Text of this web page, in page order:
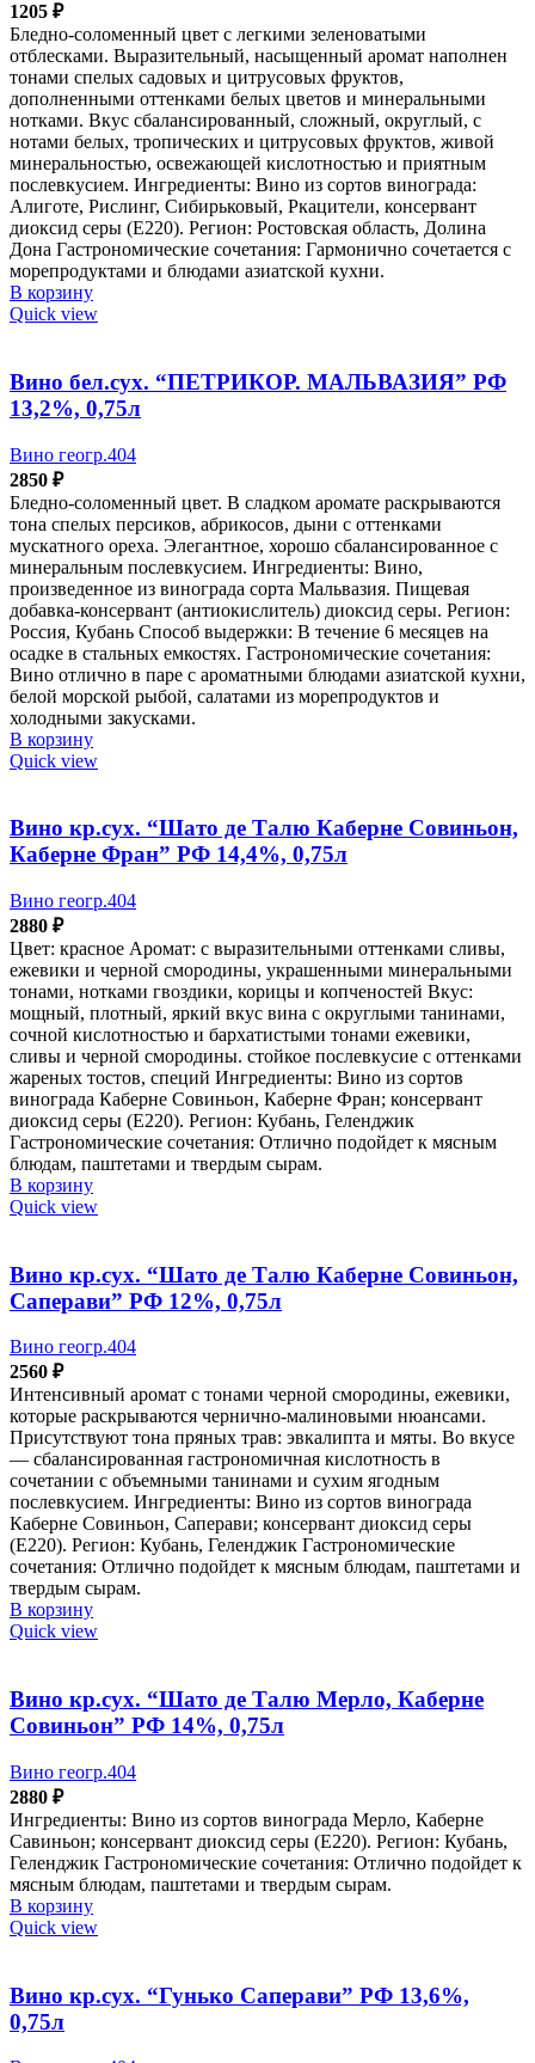
1205 ₽
Бледно-соломенный цвет с легкими зеленоватыми
отблесками. Выразительный, насыщенный аромат наполнен
тонами спелых садовых и цитрусовых фруктов,
дополненными оттенками белых цветов и минеральными
нотками. Вкус сбалансированный, сложный, округлый, с
нотами белых, тропических и цитрусовых фруктов, живой
минеральностью, освежающей кислотностью и приятным
послевкусием. Ингредиенты: Вино из сортов винограда:
Алиготе, Рислинг, Сибирьковый, Ркацители, консервант
диоксид серы (Е220). Регион: Ростовская область, Долина
Дона Гастрономические сочетания: Гармонично сочетается с
морепродуктами и блюдами азиатской кухни.
В корзину
Quick view
Вино бел.сух. “ПЕТРИКОР. МАЛЬВАЗИЯ” РФ
13,2%, 0,75л
Вино геогр.404
2850 ₽
Бледно-соломенный цвет. В сладком аромате раскрываются
тона спелых персиков, абрикосов, дыни с оттенками
мускатного ореха. Элегантное, хорошо сбалансированное с
минеральным послевкусием. Ингредиенты: Вино,
произведенное из винограда сорта Мальвазия. Пищевая
добавка-консервант (антиокислитель) диоксид серы. Регион:
Россия, Кубань Способ выдержки: В течение 6 месяцев на
осадке в стальных емкостях. Гастрономические сочетания:
Вино отлично в паре с ароматными блюдами азиатской кухни,
белой морской рыбой, салатами из морепродуктов и
холодными закусками.
В корзину
Quick view
Вино кр.сух. “Шато де Талю Каберне Совиньон,
Каберне Фран” РФ 14,4%, 0,75л
Вино геогр.404
2880 ₽
Цвет: красное Аромат: с выразительными оттенками сливы,
ежевики и черной смородины, украшенными минеральными
тонами, нотками гвоздики, корицы и копченостей Вкус:
мощный, плотный, яркий вкус вина с округлыми танинами,
сочной кислотностью и бархатистыми тонами ежевики,
сливы и черной смородины. стойкое послевкусие с оттенками
жареных тостов, специй Ингредиенты: Вино из сортов
винограда Каберне Совиньон, Каберне Фран; консервант
диоксид серы (Е220). Регион: Кубань, Геленджик
Гастрономические сочетания: Отлично подойдет к мясным
блюдам, паштетами и твердым сырам.
В корзину
Quick view
Вино кр.сух. “Шато де Талю Каберне Совиньон,
Саперави” РФ 12%, 0,75л
Вино геогр.404
2560 ₽
Интенсивный аромат с тонами черной смородины, ежевики,
которые раскрываются чернично-малиновыми нюансами.
Присутствуют тона пряных трав: эвкалипта и мяты. Во вкусе
— сбалансированная гастрономичная кислотность в
сочетании с объемными танинами и сухим ягодным
послевкусием. Ингредиенты: Вино из сортов винограда
Каберне Совиньон, Саперави; консервант диоксид серы
(Е220). Регион: Кубань, Геленджик Гастрономические
сочетания: Отлично подойдет к мясным блюдам, паштетами и
твердым сырам.
В корзину
Quick view
Вино кр.сух. “Шато де Талю Мерло, Каберне
Совиньон” РФ 14%, 0,75л
Вино геогр.404
2880 ₽
Ингредиенты: Вино из сортов винограда Мерло, Каберне
Савиньон; консервант диоксид серы (Е220). Регион: Кубань,
Геленджик Гастрономические сочетания: Отлично подойдет к
мясным блюдам, паштетами и твердым сырам.
В корзину
Quick view
Вино кр.сух. “Гунько Саперави” РФ 13,6%,
0,75л